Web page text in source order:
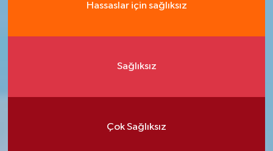
Hassaslar için sağlıksız
Sağlıksız
Çok Sağlıksız